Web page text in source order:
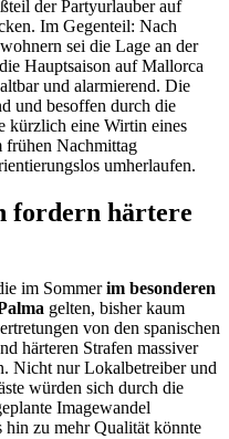
der Partyurlauber auf
Im Gegenteil: Nach
sei die Lage an der
Hauptsaison auf Mallorca
und alarmierend. Die
und besoffen durch die
kürzlich eine Wirtin eines
frühen Nachmittag
umherlaufen.
fordern härtere
im Sommerim besonderen
gelten, bisher kaum
von den spanischen
härteren Strafen massiver
Nicht nur Lokalbetreiber und
würden sich durch die
Imagewandel
zu mehr Qualität könnte